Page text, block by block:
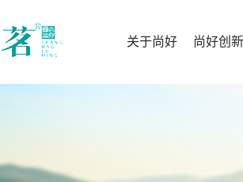
关于尚好 尚好创新